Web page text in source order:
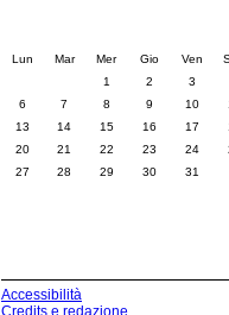
Lun Mar Mer Gio Ven
1
2 3
6
7 8 9 10
13
14 15 16 17
20
21 22 23 24
27
28 29 30 31
Accessibilità
Credits e redazione